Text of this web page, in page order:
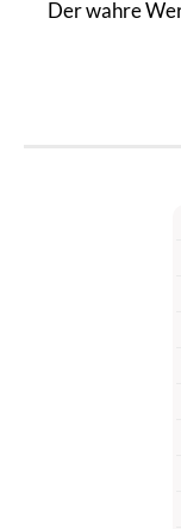
Der wahre